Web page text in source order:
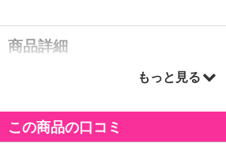
商品詳細
もっと見る
この商品の口コミ